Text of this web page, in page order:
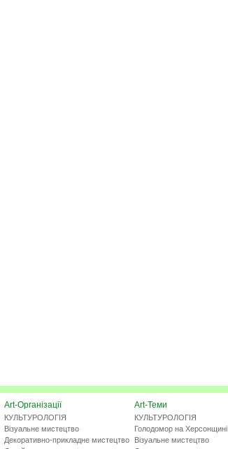
Art-Організації
КУЛЬТУРОЛОГІЯ
Візуальне мистецтво
Декоративно-прикладне мистецтво
Art-Теми
КУЛЬТУРОЛОГІЯ
Голодомор на Херсонщині
Візуальне мистецтво